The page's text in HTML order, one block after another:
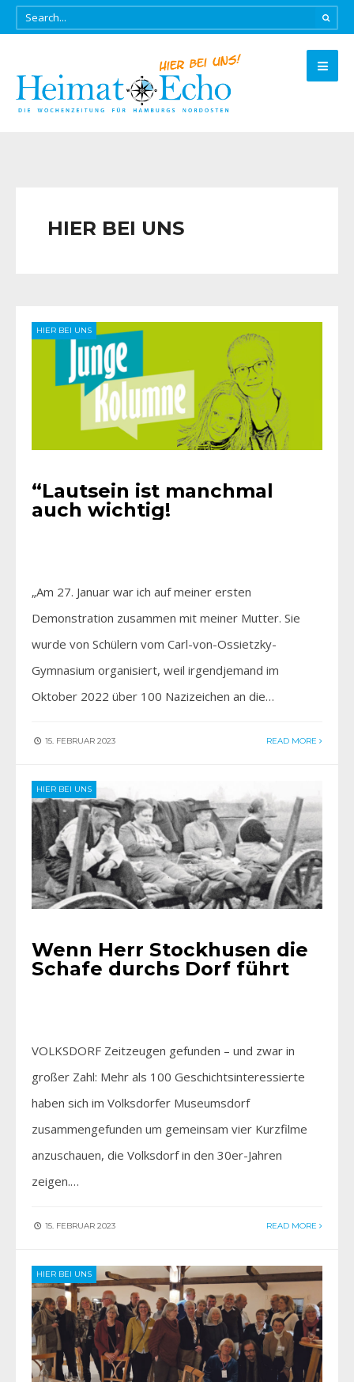
HIER BEI UNS
HIER BEI UNS
“Lautsein ist manchmal
auch wichtig!
„Am 27. Januar war ich auf meiner ersten
Demonstration zusammen mit meiner Mutter. Sie
wurde von Schülern vom Carl-von-Ossietzky-
Gymnasium organisiert, weil irgendjemand im
Oktober 2022 über 100 Nazizeichen an die…
15. FEBRUAR 2023 READ MORE
HIER BEI UNS
Wenn Herr Stockhusen die
Schafe durchs Dorf führt
VOLKSDORF Zeitzeugen gefunden – und zwar in
großer Zahl: Mehr als 100 Geschichtsinteressierte
haben sich im Volksdorfer Museumsdorf
zusammengefunden um gemeinsam vier Kurzfilme
anzuschauen, die Volksdorf in den 30er-Jahren
zeigen.…
15. FEBRUAR 2023 READ MORE
HIER BEI UNS